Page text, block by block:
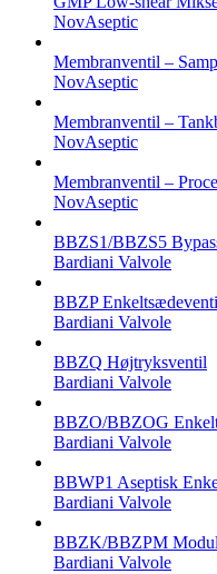
NovAseptic
Membranventil –
NovAseptic
Membranventil –
NovAseptic
Membranventil –
NovAseptic
BBZS1/BBZS5
Bardiani Valvole
BBZP
Bardiani Valvole
BBZQ Højtryksventil
Bardiani Valvole
BBZO/BBZOG
Bardiani Valvole
BBWP1 Aseptisk
Bardiani Valvole
BBZK/BBZPM
Bardiani Valvole